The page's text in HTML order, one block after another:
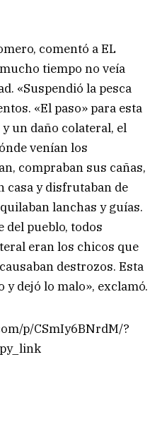
comentó a EL
tiempo no veía
«Suspendió la pesca
«El paso» para esta
un daño colateral, el
venían los
compraban sus cañas,
casa y disfrutaban de
lanchas y guías.
del pueblo, todos
eran los chicos que
destrozos. Esta
dejó lo malo», exclamó.
p/CSmIy6BNrdM/?